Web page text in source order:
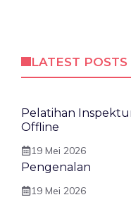
LATEST POSTS
Pelatihan
Offline
19 Mei 2026
Pengenalan
19 Mei 2026